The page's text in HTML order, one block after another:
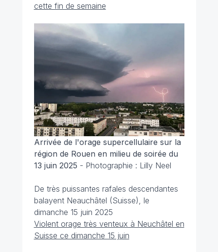
cette fin de semaine
Arrivée de l'orage supercellulaire sur la
région de Rouen en milieu de soirée du
13 juin 2025 - Photographie : Lilly Neel
De très puissantes rafales descendantes
balayent Neauchâtel (Suisse), le
dimanche 15 juin 2025
Violent orage très venteux à Neuchâtel en
Suisse ce dimanche 15 juin